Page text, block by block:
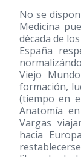
No se
Medicina
década de
España
Viejo
formación,
(tiempo en
Anatomía
Vargas
hacia